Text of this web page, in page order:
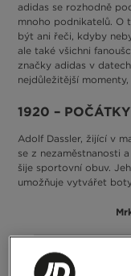
adidas se rozhodně
mnoho podnikatelů. O
být ani řeči, kdyby
ale také všichni
značky adidas v
nejdůležitější
1920 –
Adolf Dassler, žijící v
se z nezaměstnanosti
šije sportovní obuv.
umožňuje vytvářet